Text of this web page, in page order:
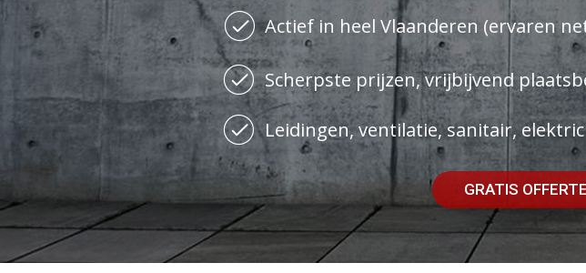
Actief in heel Vlaanderen (ervaren
Scherpste prijzen, vrijbijvend
Leidingen, ventilatie, sanitair,
GRATIS OFFERTE